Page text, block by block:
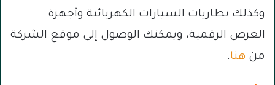
وكذلك بطاريات السيارات الكهربائية وأجهزة
العرض الرقمية، ويمكنك الوصول إلى موقع الشركة
من هنا.